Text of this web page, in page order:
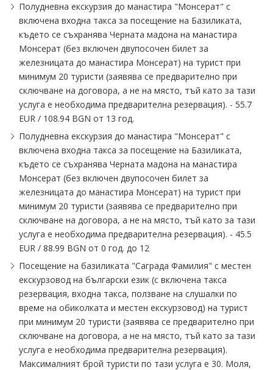
Полудневна екскурзия до манастира "Монсерат" с
включена входна такса за посещение на Базиликата,
където се съхранява Черната мадона на манастира
Монсерат (без включен двупосочен билет за
железницата до манастира Монсерат) на турист при
минимум 20 туристи (заявява се предварително при
сключване на договора, а не на място, тъй като за тази
услуга е необходима предварителна резервация). - 55.7
EUR / 108.94 BGN от 13 год.
Полудневна екскурзия до манастира "Монсерат" с
включена входна такса за посещение на Базиликата,
където се съхранява Черната мадона на манастира
Монсерат (без включен двупосочен билет за
железницата до манастира Монсерат) на турист при
минимум 20 туристи (заявява се предварително при
сключване на договора, а не на място, тъй като за тази
услуга е необходима предварителна резервация). - 45.5
EUR / 88.99 BGN от 0 год. до 12
Посещение на базиликата "Саграда Фамилия" с местен
екскурзовод на български език (с включена такса
резервация, входна такса, ползване на слушалки по
време на обиколката и местен екскурзовод) на турист
при минимум 20 туристи (заявява се предварително при
сключване на договора, а не на място, тъй като за тази
услуга е необходима предварителна резервация).
Максималният брой туристи по тази услуга е 30. Моля,